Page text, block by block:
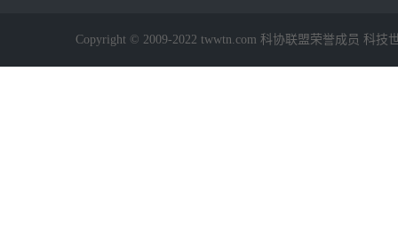
Copyright © 2009-2022 twwtn.com 科协联盟荣誉成员 科